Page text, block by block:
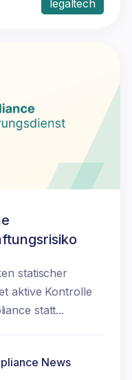
legaltech
statischer
aktive Kontrolle
statt...
News